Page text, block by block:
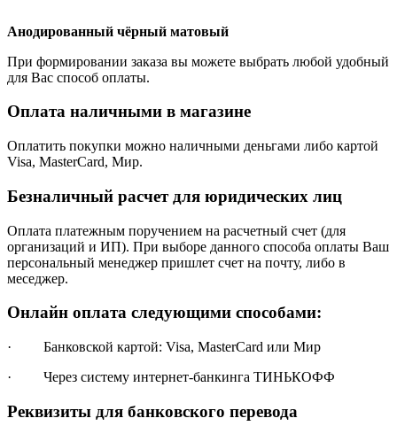
Анодированный чёрный матовый
При формировании заказа вы можете выбрать любой удобный
для Вас способ оплаты.
Оплата наличными в магазине
Оплатить покупки можно наличными деньгами либо картой
Visa, MasterCard, Мир.
Безналичный расчет для юридических лиц
Оплата платежным поручением на расчетный счет (для
организаций и ИП). При выборе данного способа оплаты Ваш
персональный менеджер пришлет счет на почту, либо в
меседжер.
Онлайн оплата следующими способами:
· Банковской картой: Visa, MasterCard или Мир
· Через систему интернет-банкинга ТИНЬКОФФ
Реквизиты для банковского перевода